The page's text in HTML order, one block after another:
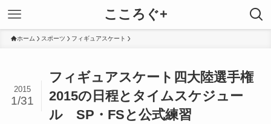
こころぐ+
ホーム スポーツ フィギュアスケート
フィギュアスケート四大陸選手権
2015の日程とタイムスケジュー
ル SP・FSと公式練習
2015
1/31